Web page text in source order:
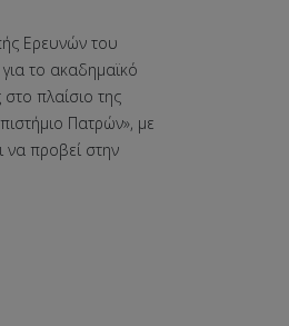
Ερευνών του
το ακαδημαϊκό
πλαίσιο της
Πατρών», με
να προβεί στην